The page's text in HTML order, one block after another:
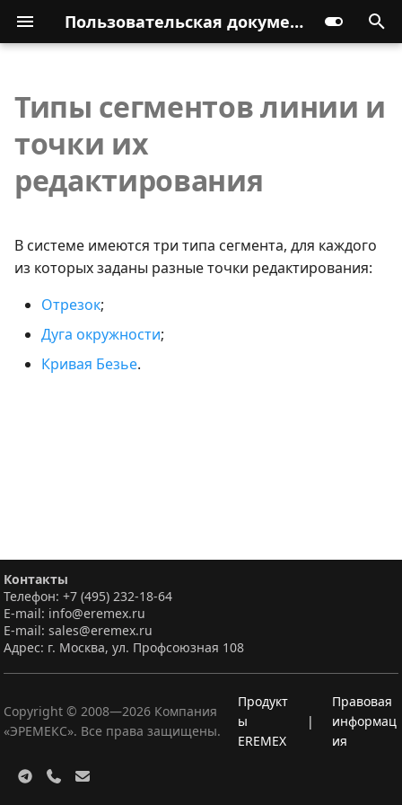
Пользовательская документация
Типы сегментов линии и
точки их
редактирования
В системе имеются три типа сегмента, для каждого
из которых заданы разные точки редактирования:
Отрезок;
Дуга окружности;
Кривая Безье.
Контакты
Телефон: +7 (495) 232-18-64
E-mail: info@eremex.ru
E-mail: sales@eremex.ru
Адрес: г. Москва, ул. Профсоюзная 108
Copyright © 2008—2026 Компания
«ЭРЕМЕКС». Все права защищены.
Продукт
ы
EREMEX
|
Правовая
информац
ия